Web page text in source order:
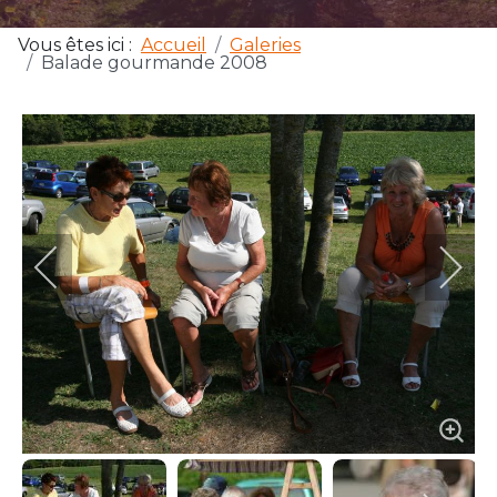
Vous êtes ici : Accueil
Galeries
Balade gourmande 2008